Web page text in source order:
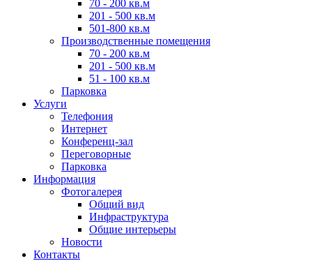
70 - 200 кв.м
201 - 500 кв.м
501-800 кв.м
Производственные помещения
70 - 200 кв.м
201 - 500 кв.м
51 - 100 кв.м
Парковка
Услуги
Телефония
Интернет
Конференц-зал
Переговорные
Парковка
Информация
Фотогалерея
Общий вид
Инфраструктура
Общие интерьеры
Новости
Контакты